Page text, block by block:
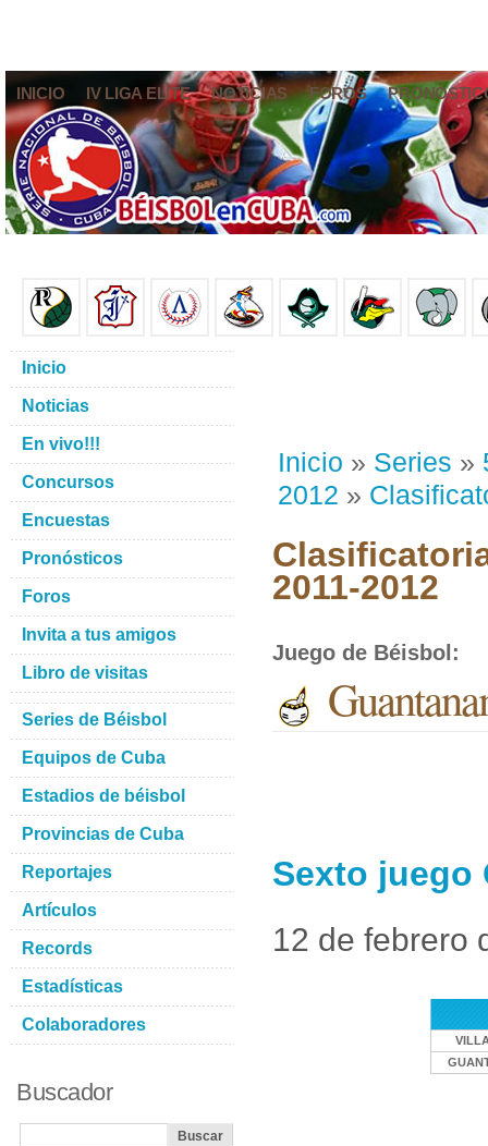
INICIO IV LIGA ELITE NOTICIAS FOROS
Inicio » Series »
2012 »
2011-2012
Juego de Béisbol :
Sexto juego
12 de febrero
Inicio
Noticias
En vivo!!!
Concursos
Encuestas
Pronósticos
Foros
Invita a tus amigos
Libro de visitas
Series de Béisbol
Equipos de Cuba
Estadios de béisbol
Provincias de Cuba
Reportajes
Artículos
Records
Estadísticas
Colaboradores
Buscador